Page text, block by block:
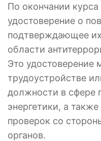
По окончании
удостоверение о
подтверждающее
области
Это удостоверение
трудоустройстве
должности в сфере
энергетики, а
проверок со
органов.